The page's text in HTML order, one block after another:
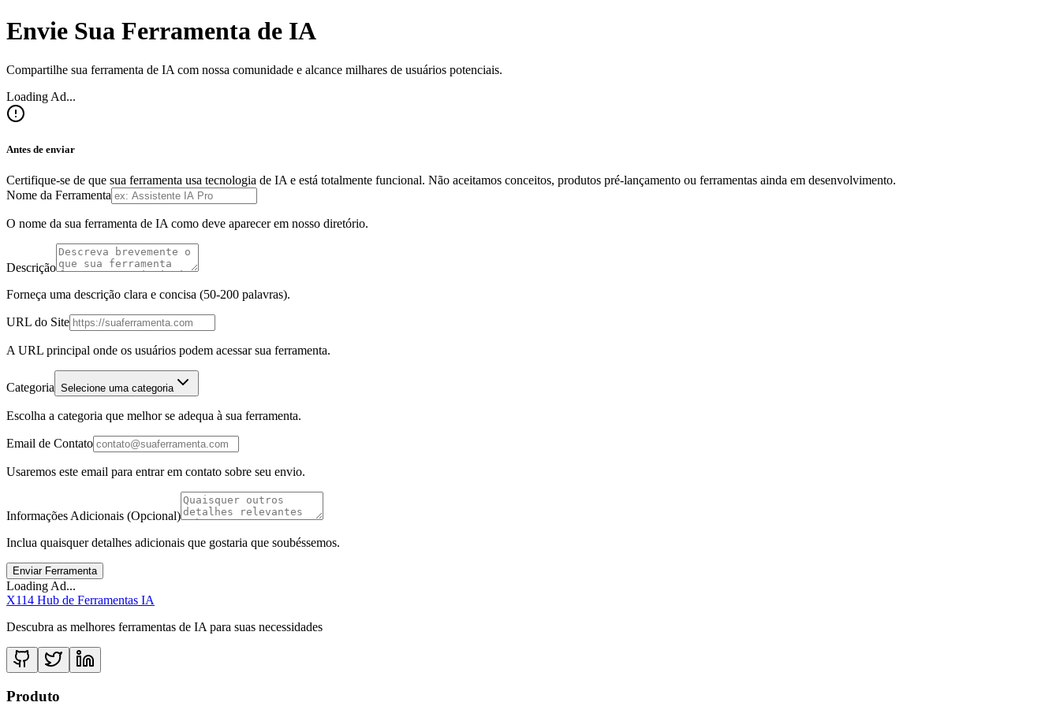
Envie Sua Ferramenta de IA
Compartilhe sua ferramenta de IA com nossa comunidade e alcance milhares de usuários potenciais.
Loading Ad...
Antes de enviar
Certifique-se de que sua ferramenta usa tecnologia de IA e está totalmente funcional. Não aceitamos conceitos, produtos pré-lançamento ou ferramentas ainda em desenvolvimento.
Nome da Ferramenta
O nome da sua ferramenta de IA como deve aparecer em nosso diretório.
Descrição
Forneça uma descrição clara e concisa (50-200 palavras).
URL do Site
A URL principal onde os usuários podem acessar sua ferramenta.
Categoria Selecione uma categoria
Escolha a categoria que melhor se adequa à sua ferramenta.
Email de Contato
Usaremos este email para entrar em contato sobre seu envio.
Informações Adicionais (Opcional)
Inclua quaisquer detalhes adicionais que gostaria que soubéssemos.
Enviar Ferramenta
Loading Ad...
X114 Hub de Ferramentas IA
Descubra as melhores ferramentas de IA para suas necessidades
Produto